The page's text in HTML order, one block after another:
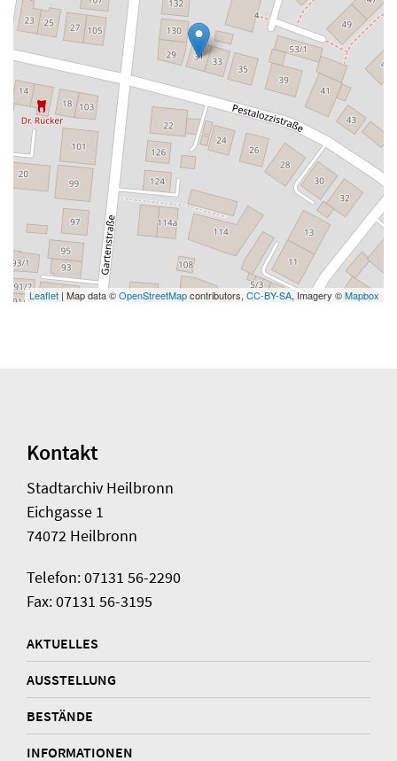
Leaflet | Map data ©OpenStreetMapcontributors, CC-BY-SA, Imagery ©Mapbox
Kontakt
Stadtarchiv Heilbronn
Eichgasse 1
74072 Heilbronn
Telefon: 07131 56-2290
Fax: 07131 56-3195
AKTUELLES
AUSSTELLUNG
BESTÄNDE
INFORMATIONEN